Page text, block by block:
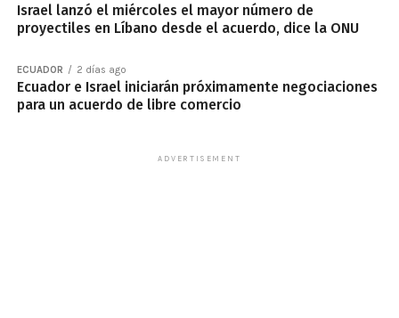
Israel lanzó el miércoles el mayor número de
proyectiles en Líbano desde el acuerdo, dice la ONU
ECUADOR 2 días ago
Ecuador e Israel iniciarán próximamente negociaciones
para un acuerdo de libre comercio
ADVERTISEMENT